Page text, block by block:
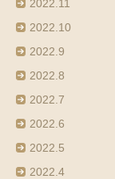
2022.11
2022.10
2022.9
2022.8
2022.7
2022.6
2022.5
2022.4